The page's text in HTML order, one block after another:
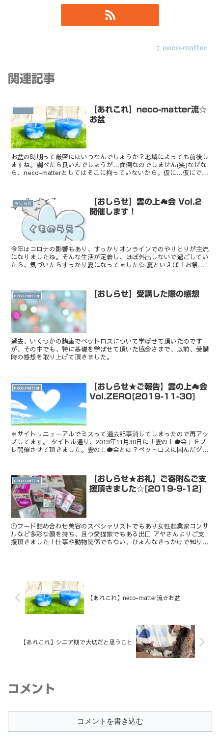
neco-matter
関連記事
あれこれ
【あれこれ】neco-matter流☆
お盆
お盆の時期って厳密にはいつなんでしょうか？地域によっても前後し
ますね。調べたら良いんでしょうが…面倒なのでしません(笑)なぜな
ら、neco-matterとしてはそこに拘っていないから。仮に…仮にです
おしらせ
【おしらせ】雲の上☁会 Vol.2
開催します！
今年はコロナの影響もあり、すっかりオンラインでのやりとりが主流
になりましたね。そんな生活が定着し、ほぼ外出しないで過ごしてい
たら、気づいたらすっかり夏になってました💦 夏といえば！お祭
neco-matter 【おしらせ】受講した際の感想
過去、いくつかの講座でペットロスについて学ばせて頂いたのです
が、その中でも、特に基礎を学ばせて頂いた協会さまで、以前、受講
時の感想を取り上げて頂きました。
neco-matter
【おしらせ★ご報告】雲の上☁会
Vol.ZERO[2019-11-30]
＊サイトリニューアルでミスって過去記事消してしまったので再アッ
プしてます。 タイトル通り、2019年11月30日に「雲の上☁会」をプ
レ開催させて頂きました。雲の上☁会とは？ペットロスに因んだグル
neco-matter
【おしらせ★お礼】ご寄附&ご支
援頂きました☆[2019-9-12]
①フード詰め合わせ美容のスペシャリストでもあり女性起業家コンサ
ルなど多彩な顔を持ち、且つ愛猫家でもある出口 アヤさんよりご支
援頂きました！仕事や動物関係でもない、ひょんなきっかけで知り合
【あれこれ】neco-matter流☆お盆
【あれこれ】シニア期で大切だと思うこと
コメント
コメントを書き込む